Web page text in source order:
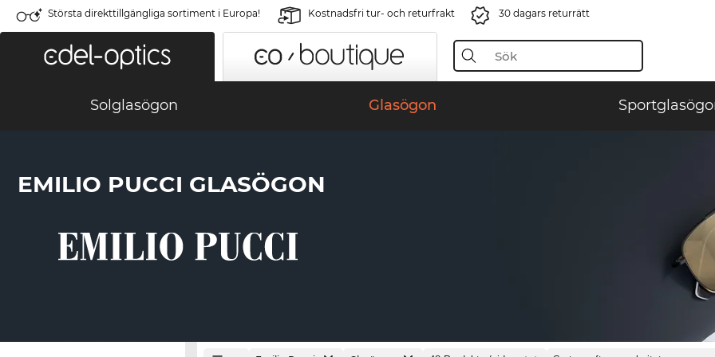
Största direkttillgängliga sortiment i Europa! Kostnadsfri tur- och returfrakt 30 dagars returrätt
Solglasögon Glasögon
EMILIO PUCCI GLASÖGON